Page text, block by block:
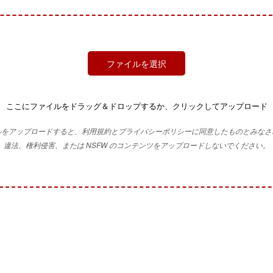
ファイルを選択
ここにファイルをドラッグ＆ドロップするか、クリックしてアップロード
アップロードすると、利用規約とプライバシーポリシーに同意したものとみな
違法、権利侵害、または NSFW のコンテンツをアップロードしないでください。